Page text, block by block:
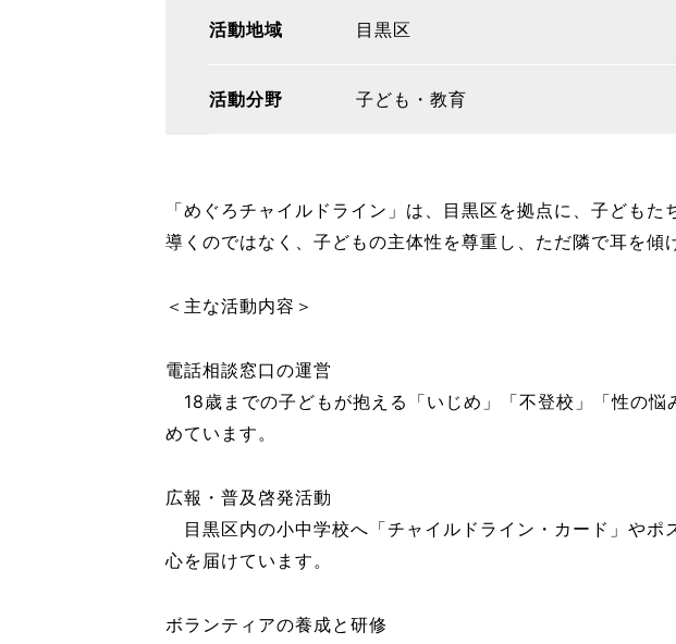
活動地域 目黒区
活動分野 子ども・教育
「めぐろチャイルドライン」は、目黒区を拠点に、子ども
導くのではなく、子どもの主体性を尊重し、ただ隣で耳を
＜主な活動内容＞
電話相談窓口の運営
18歳までの子どもが抱える「いじめ」「不登校」「性の
めています。
広報・普及啓発活動
目黒区内の小中学校へ「チャイルドライン・カード」やポ
心を届けています。
ボランティアの養成と研修